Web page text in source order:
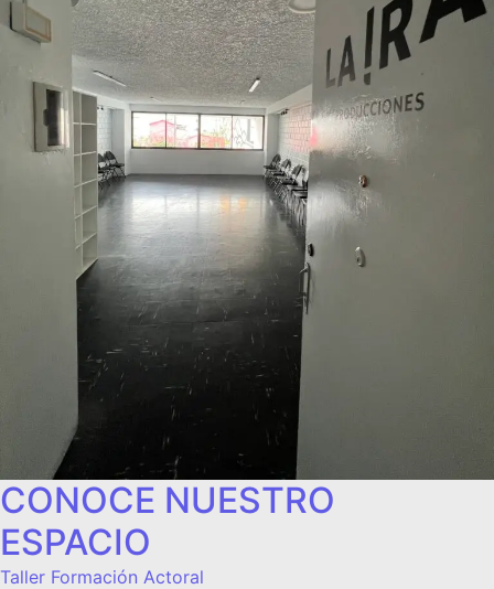
CONOCE NUESTRO
ESPACIO
Taller Formación Actoral